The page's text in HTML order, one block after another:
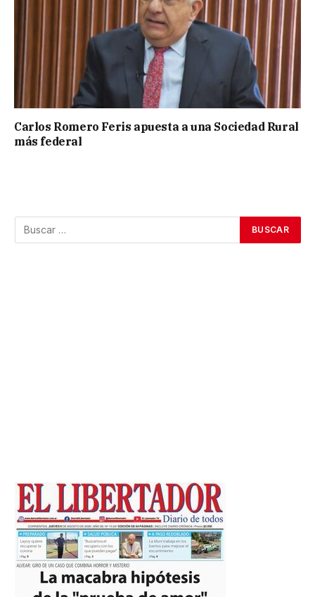
Carlos Romero Feris apuesta a una Sociedad Rural
más federal